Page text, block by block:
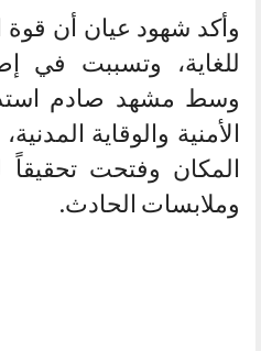
وأكد شهود عيان أن قوة
للغاية، وتسببت في
وسط مشهد صادم
الأمنية والوقاية
المكان وفتحت
وملابسات الحادث.